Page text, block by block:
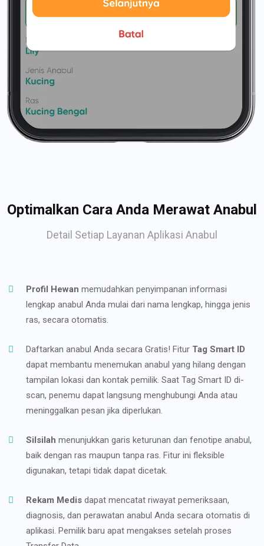
Optimalkan Cara Anda Merawat Anabul
Detail Setiap Layanan Aplikasi Anabul
Profil Hewan memudahkan penyimpanan informasi
lengkap anabul Anda mulai dari nama lengkap, hingga jenis
ras, secara otomatis.
Daftarkan anabul Anda secara Gratis! Fitur Tag Smart ID
dapat membantu menemukan anabul yang hilang dengan
tampilan lokasi dan kontak pemilik. Saat Tag Smart ID di-
scan, penemu dapat langsung menghubungi Anda atau
meninggalkan pesan jika diperlukan.
Silsilah menunjukkan garis keturunan dan fenotipe anabul,
baik dengan ras maupun tanpa ras. Fitur ini fleksible
digunakan, tetapi tidak dapat dicetak.
Rekam Medis dapat mencatat riwayat pemeriksaan,
diagnosis, dan perawatan anabul Anda secara otomatis di
aplikasi. Pemilik baru apat mengakses setelah proses